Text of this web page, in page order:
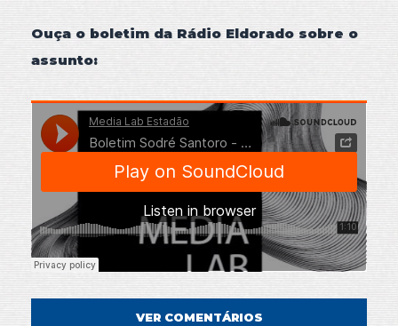
Ouça o boletim da Rádio Eldorado sobre o
assunto:
VER COMENTÁRIOS